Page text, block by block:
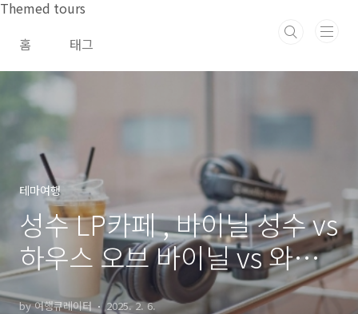
본문 바로가기
Themed tours
홈
태그
테마여행
성수 LP카페 , 바이닐 성수 vs
하우스 오브 바이닐 vs 와니
타음악감상실 비교
by 여행큐레이터 2025. 2. 6.